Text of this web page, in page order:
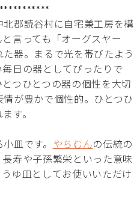
郡読谷村に自宅兼工房を構
言っても「オーグスヤー
器。まるで光を帯びたよう
日の器としてぴったりで
つひとつの器の個性を大切
が豊かで個性的。ひとつひ
す。
皿です。 やちむんの伝統の
寿や子孫繁栄といった意味
ゆ皿としてお使いいただけ